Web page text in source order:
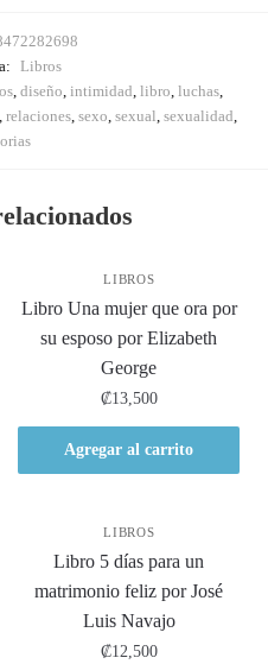
Libros
, diseño, intimidad, libro, luchas,
relaciones, sexo, sexual, sexualidad,
LIBROS
Libro Una mujer que ora por
su esposo por Elizabeth
George
₡13,500
Agregar al carrito
LIBROS
Libro 5 días para un
matrimonio feliz por José
Luis Navajo
₡12,500